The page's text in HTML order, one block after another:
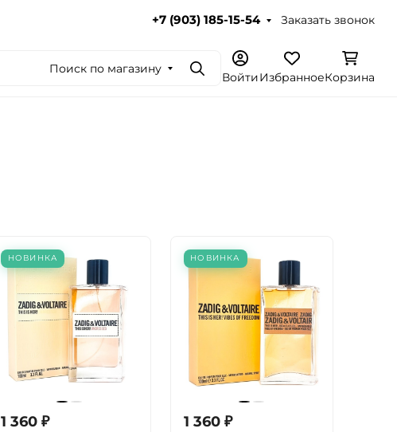
+7 (903) 185-15-54 Заказать звонок
Поиск по магазину
ПоискВойтиИзбранноеКорзина
НОВИНКА
1 360 ₽
НОВИНКА
1 360 ₽